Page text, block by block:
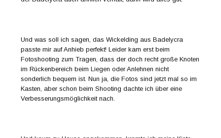
Und was soll ich sagen, das Wickelding aus Badelycra
passte mir auf Anhieb perfekt! Leider kam erst beim
Fotoshooting zum Tragen, dass der doch recht große Knoten
im Rückenbereich beim Liegen oder Anlehnen nicht
sonderlich bequem ist. Nun ja, die Fotos sind jetzt mal so im
Kasten, aber schon beim Shooting dachte ich über eine
Verbesserungsmöglichkeit nach.